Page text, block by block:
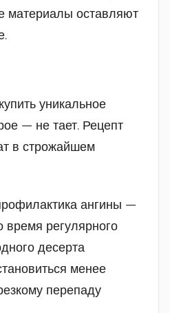
материалы оставляют
уникальное
— не тает. Рецепт
в строжайшем
ангины —
время регулярного
десерта
менее
перепаду